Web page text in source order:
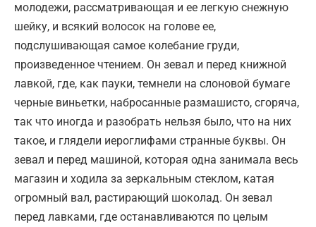
молодежи, рассматривающая и ее легкую снежную
шейку, и всякий волосок на голове ее,
подслушивающая самое колебание груди,
произведенное чтением. Он зевал и перед книжной
лавкой, где, как пауки, темнели на слоновой бумаге
черные виньетки, набросанные размашисто, сгоряча,
так что иногда и разобрать нельзя было, что на них
такое, и глядели иероглифами странные буквы. Он
зевал и перед машиной, которая одна занимала весь
магазин и ходила за зеркальным стеклом, катая
огромный вал, растирающий шоколад. Он зевал
перед лавками, где останавливаются по целым